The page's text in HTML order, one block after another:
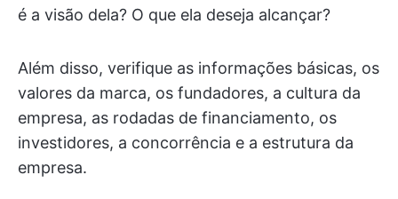
é a visão dela? O que ela deseja alcançar?
Além disso, verifique as informações básicas, os
valores da marca, os fundadores, a cultura da
empresa, as rodadas de financiamento, os
investidores, a concorrência e a estrutura da
empresa.